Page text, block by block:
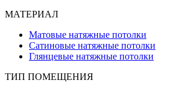
МАТЕРИАЛ
Матовые натяжные потолки
Сатиновые натяжные потолки
Глянцевые натяжные потолки
ТИП ПОМЕЩЕНИЯ